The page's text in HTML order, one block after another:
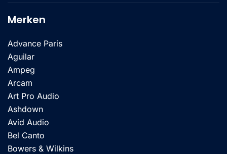
Merken
Advance Paris
Aguilar
Ampeg
Arcam
Art Pro Audio
Ashdown
Avid Audio
Bel Canto
Bowers & Wilkins